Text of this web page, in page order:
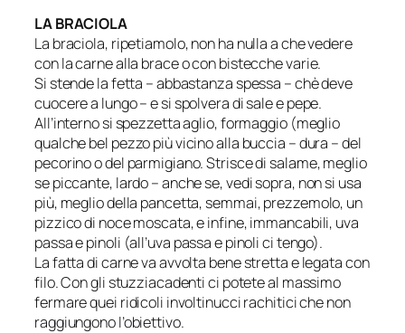
LA BRACIOLA
La braciola, ripetiamolo, non ha nulla a che vedere
con la carne alla brace o con bistecche varie.
Si stende la fetta – abbastanza spessa – chè deve
cuocere a lungo – e si spolvera di sale e pepe.
All’interno si spezzetta aglio, formaggio (meglio
qualche bel pezzo più vicino alla buccia – dura – del
pecorino o del parmigiano. Strisce di salame, meglio
se piccante, lardo – anche se, vedi sopra, non si usa
più, meglio della pancetta, semmai, prezzemolo, un
pizzico di noce moscata, e infine, immancabili, uva
passa e pinoli (all’uva passa e pinoli ci tengo).
La fatta di carne va avvolta bene stretta e legata con
filo. Con gli stuzziacadenti ci potete al massimo
fermare quei ridicoli involtinucci rachitici che non
raggiungono l’obiettivo.